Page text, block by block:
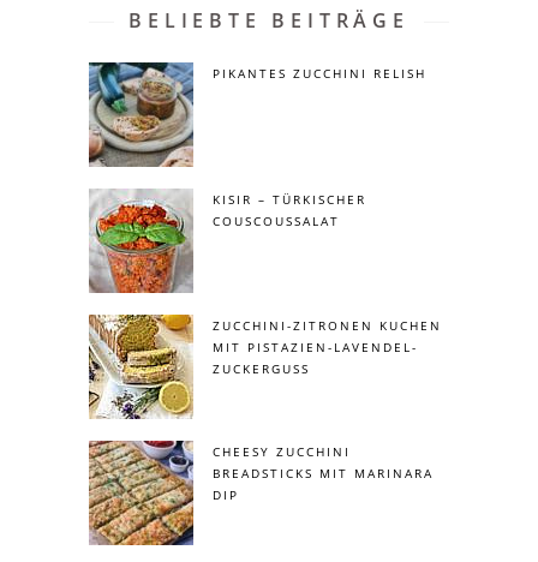
BELIEBTE BEITRÄGE
PIKANTES ZUCCHINI RELISH
KISIR – TÜRKISCHER
COUSCOUSSALAT
ZUCCHINI-ZITRONEN KUCHEN
MIT PISTAZIEN-LAVENDEL-
ZUCKERGUSS
CHEESY ZUCCHINI
BREADSTICKS MIT MARINARA
DIP